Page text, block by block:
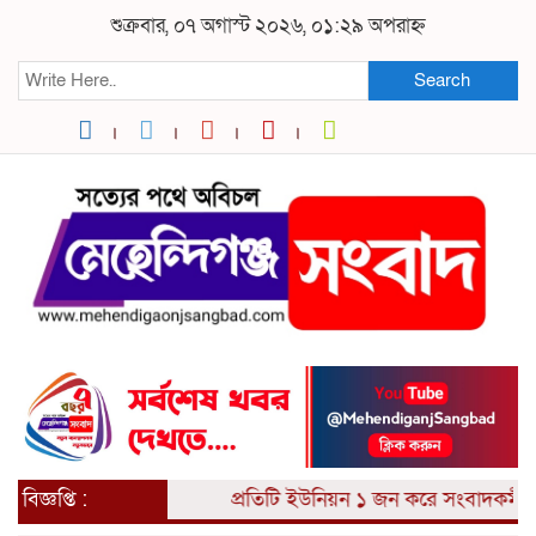
শুক্রবার, ০৭ অগাস্ট ২০২৬, ০১:২৯ অপরাহ্ন
Search
বিজ্ঞপ্তি : প্রতিটি ইউনিয়ন ১ জন করে সংবাদকর্মী